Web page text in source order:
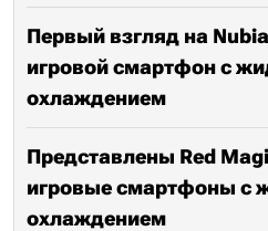
Первый взгляд на
игровой смартфон с
охлаждением
Представлены Red
игровые смартфоны с
охлаждением